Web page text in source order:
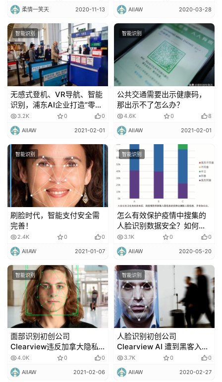
柔情一笑天 2020-11-13 AIIAW 2020-03-28
智能识别
无感式登机、VR导航、智能
识别，浦东AI企业打造“零接
触”春运出行！
3.2K 0 0
AIIAW 2021-02-01
智能识别
公共交通需要出示健康码，
那出示不了怎么办？
4.6K 0 8
AIIAW 2021-02-01
智能识别
刷脸时代，智能支付安全需
完善！
2.4K 0 0
AIIAW 2021-01-07
智能识别
怎么有效保护疫情中搜集的
人脸识别数据安全？如何避
免人脸识别的安全隐患？
3.1K 0 0
AIIAW 2020-05-20
智能识别
面部识别初创公司
Clearview违反加拿大隐私
法！
4.0K 0 0
AIIAW 2021-02-06
智能识别
人脸识别初创公司
Clearview AI 遭到黑客入
侵！
3.7K 0 0
AIIAW 2020-02-27